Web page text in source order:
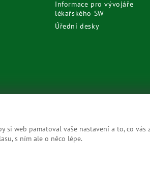
Informace pro vývojáře
lékařského SW
Úřední desky
si web pamatoval vaše nastavení a to, co
s ním ale o něco lépe.